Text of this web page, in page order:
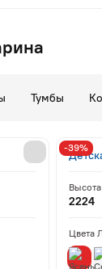
Тумбы
Высота
2224
Цвета
-39%